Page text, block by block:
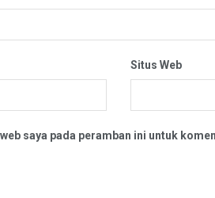
Situs Web
saya pada peramban ini untuk